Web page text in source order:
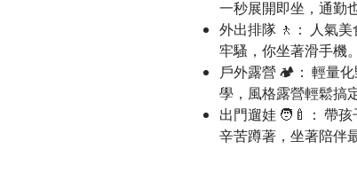
一秒展開即坐，通勤
外出排隊 🚶： 人氣
牢騷，你坐著滑手機。
戶外露營 🏕️： 輕量
學，風格露營輕鬆搞定
出門遛娃 🧑‍🍼： 帶
辛苦蹲著，坐著陪伴